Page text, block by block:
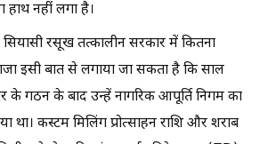
हाथ नहीं लगा है।
सियासी रसूख तत्कालीन सरकार में कितना
इसी बात से लगाया जा सकता है कि साल
के गठन के बाद उन्हें नागरिक आपूर्ति निगम का
था। कस्टम मिलिंग प्रोत्साहन राशि और शराब